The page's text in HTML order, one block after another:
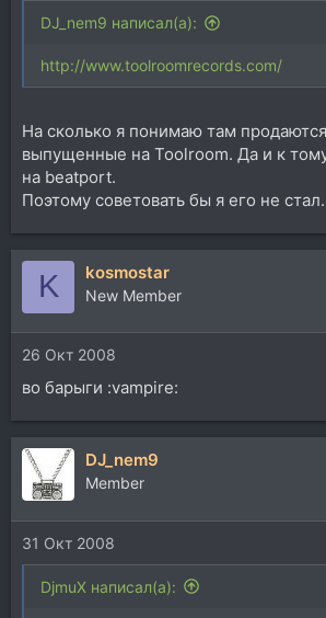
DJ_nem9 написал(а):
http://www.toolroomrecords.com/
На сколько я понимаю там
выпущенные на Toolroom. Да и к
на beatport.
Поэтому советовать бы я его не стал.
K kosmostar
New Member
26 Окт 2008
во барыги :vampire:
DJ_nem9
Member
31 Окт 2008
DjmuX написал(а):